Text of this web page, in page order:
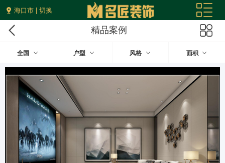
海口市 | 切换
精品案例
全国 户型 风格 面积